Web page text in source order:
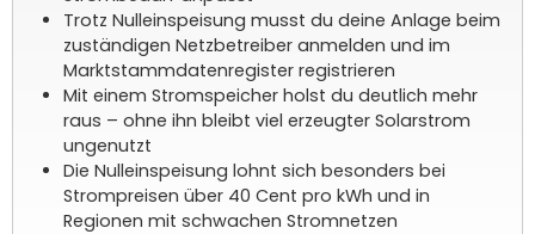
Trotz Nulleinspeisung musst du deine Anlage beim
zuständigen Netzbetreiber anmelden und im
Marktstammdatenregister registrieren
Mit einem Stromspeicher holst du deutlich mehr
raus – ohne ihn bleibt viel erzeugter Solarstrom
ungenutzt
Die Nulleinspeisung lohnt sich besonders bei
Strompreisen über 40 Cent pro kWh und in
Regionen mit schwachen Stromnetzen